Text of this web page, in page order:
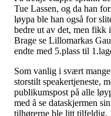
Tue Lassen, og da han
løypa ble han også for
bedre ut av det, men fikk
Brage se Lillomarkas
endte med 5.plass til
Som vanlig i svært
storstilt speakertjeneste,
publikumspost på alle
med å se dataskjermen
tilhørerne ble litt tilfeldig.